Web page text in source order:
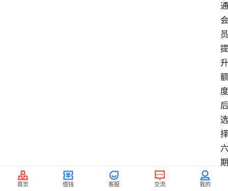
通
会
员
提
升
额
度
后
选
择
六
期
首页 借钱 客服 交流 我的